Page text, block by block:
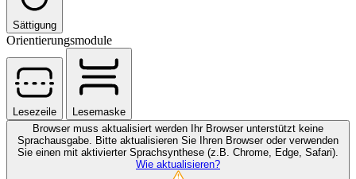
Sättigung
Orientierungsmodule
Lesezeile
Lesemaske
Browser muss aktualisiert werden
Ihr Browser unterstützt keine
Sprachausgabe. Bitte aktualisieren Sie Ihren Browser oder verwenden
Sie einen mit aktivierter Sprachsynthese (z.B. Chrome, Edge, Safari).
Wie aktualisieren?